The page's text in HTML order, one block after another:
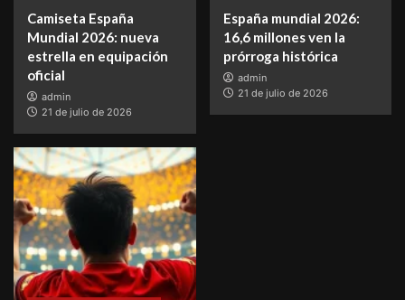
Camiseta España
Mundial 2026: nueva
estrella en equipación
oficial
admin
21 de julio de 2026
España mundial 2026:
16,6 millones ven la
prórroga histórica
admin
21 de julio de 2026